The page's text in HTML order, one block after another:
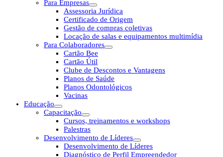
Para Empresas
Assessoria Jurídica
Certificado de Origem
Gestão de compras coletivas
Locação de salas e equipamentos multimídia
Para Colaboradores
Cartão Bee
Cartão Útil
Clube de Descontos e Vantagens
Planos de Saúde
Planos Odontológicos
Vacinas
Educação
Capacitação
Cursos, treinamentos e workshops
Palestras
Desenvolvimento de Líderes
Desenvolvimento de Líderes
Diagnóstico de Perfil Empreendedor